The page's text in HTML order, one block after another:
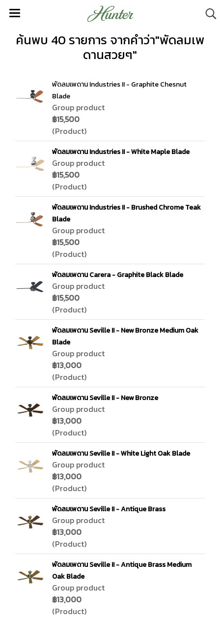
ค้นพบ 40 รายการ จากคำว่า"พัดลมเพ
ดานสวยๆ"
พัดลมเพดาน Industries II - Graphite Chesnut
Blade
Group product
฿15,500
(Product)
พัดลมเพดาน Industries II - White Maple Blade
Group product
฿15,500
(Product)
พัดลมเพดาน Industries II - Brushed Chrome Teak
Blade
Group product
฿15,500
(Product)
พัดลมเพดาน Carera - Graphite Black Blade
Group product
฿15,500
(Product)
พัดลมเพดาน Seville II - New Bronze Medium Oak
Blade
Group product
฿13,000
(Product)
พัดลมเพดาน Seville II - New Bronze
Group product
฿13,000
(Product)
พัดลมเพดาน Seville II - White Light Oak Blade
Group product
฿13,000
(Product)
พัดลมเพดาน Seville II - Antique Brass
Group product
฿13,000
(Product)
พัดลมเพดาน Seville II - Antique Brass Medium
Oak Blade
Group product
฿13,000
(Product)